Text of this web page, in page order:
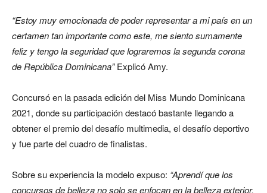
“Estoy muy emocionada de poder representar a mi país en un
certamen tan importante como este, me siento sumamente
feliz y tengo la seguridad que lograremos la segunda corona
de República Dominicana”Explicó Amy.
Concursó en la pasada edición del Miss Mundo Dominicana
2021, donde su participación destacó bastante llegando a
obtener el premio del desafío multimedia, el desafío deportivo
y fue parte del cuadro de finalistas.
Sobre su experiencia la modelo expuso: “Aprendí que los
concursos de belleza no solo se enfocan en la belleza exterior,